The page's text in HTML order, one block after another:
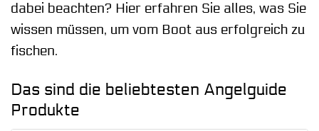
dabei beachten? Hier erfahren Sie alles, was Sie
wissen müssen, um vom Boot aus erfolgreich zu
fischen.
Das sind die beliebtesten Angelguide
Produkte